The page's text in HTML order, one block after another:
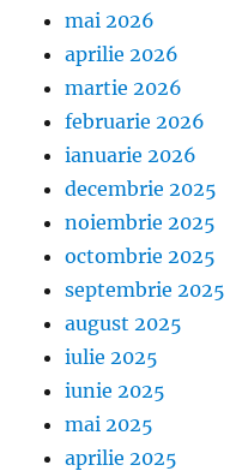
mai 2026
aprilie 2026
martie 2026
februarie 2026
ianuarie 2026
decembrie 2025
noiembrie 2025
octombrie 2025
septembrie 2025
august 2025
iulie 2025
iunie 2025
mai 2025
aprilie 2025